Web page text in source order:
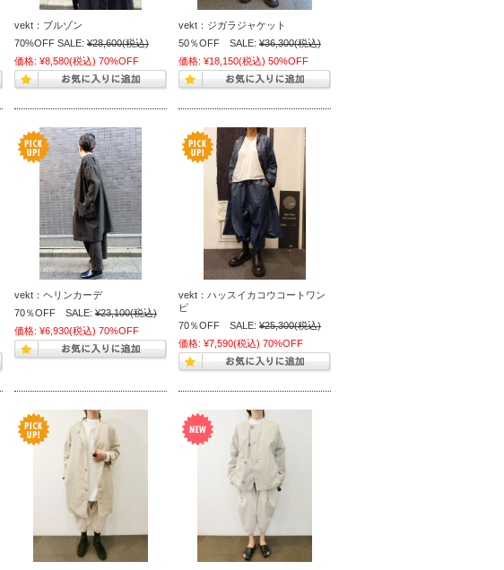
vekt：ブルゾン
70%OFF SALE: ¥28,600(税込)
価格: ¥8,580(税込) 70%OFF
vekt：ジガラジャケット
50％OFF SALE: ¥36,300(税込)
価格: ¥18,150(税込) 50%OFF
vekt：ヘリンカーデ
70％OFF SALE: ¥23,100(税込)
価格: ¥6,930(税込) 70%OFF
vekt：ハッスイカコウコートワン
ピ
70％OFF SALE: ¥25,300(税込)
価格: ¥7,590(税込) 70%OFF